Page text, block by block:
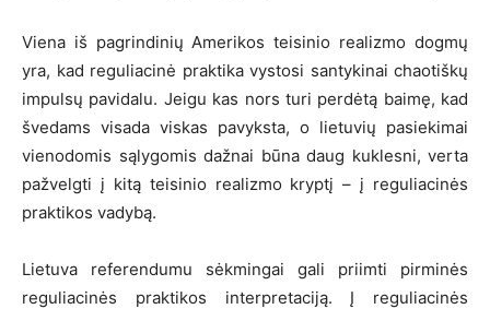
Viena iš pagrindinių Amerikos teisinio realizmo dogmų
yra, kad reguliacinė praktika vystosi santykinai chaotiškų
impulsų pavidalu. Jeigu kas nors turi perdėtą baimę, kad
švedams visada viskas pavyksta, o lietuvių pasiekimai
vienodomis sąlygomis dažnai būna daug kuklesni, verta
pažvelgti į kitą teisinio realizmo kryptį – į reguliacinės
praktikos vadybą.
Lietuva referendumu sėkmingai gali priimti pirminės
reguliacinės praktikos interpretaciją. Į reguliacinės